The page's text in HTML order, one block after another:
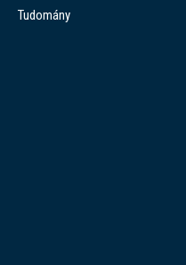
Tudomány